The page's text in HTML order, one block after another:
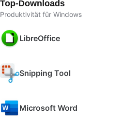
Top-Downloads
Produktivität für Windows
LibreOffice
Snipping Tool
Microsoft Word